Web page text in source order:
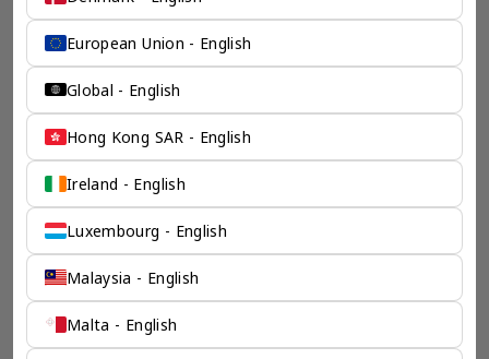
European Union - English
Global - English
Hong Kong SAR - English
Ireland - English
Luxembourg - English
Malaysia - English
Malta - English